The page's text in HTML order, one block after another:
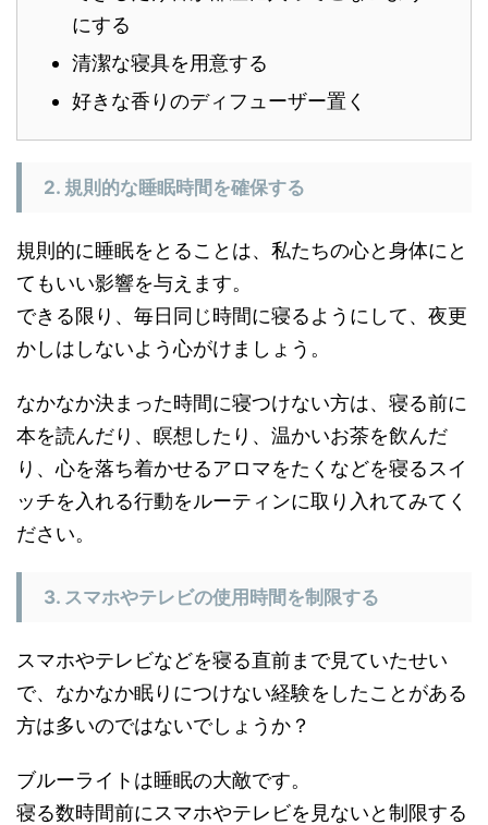
にする
清潔な寝具を用意する
好きな香りのディフューザー置く
2. 規則的な睡眠時間を確保する
規則的に睡眠をとることは、私たちの心と身体にと
てもいい影響を与えます。
できる限り、毎日同じ時間に寝るようにして、夜更
かしはしないよう心がけましょう。
なかなか決まった時間に寝つけない方は、寝る前に
本を読んだり、瞑想したり、温かいお茶を飲んだ
り、心を落ち着かせるアロマをたくなどを寝るスイ
ッチを入れる行動をルーティンに取り入れてみてく
ださい。
3. スマホやテレビの使用時間を制限する
スマホやテレビなどを寝る直前まで見ていたせい
で、なかなか眠りにつけない経験をしたことがある
方は多いのではないでしょうか？
ブルーライトは睡眠の大敵です。
寝る数時間前にスマホやテレビを見ないと制限する